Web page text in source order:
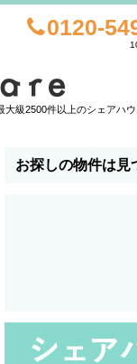
0120-
大級2500件以上のシェアハ
お探しの物件は見